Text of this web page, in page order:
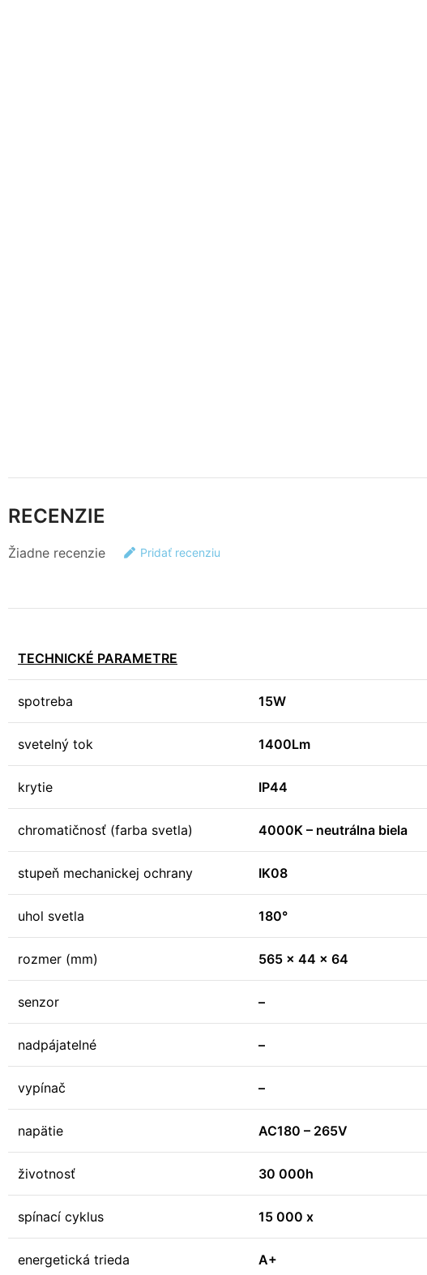
RECENZIE
Žiadne recenzie Pridať recenziu
TECHNICKÉ PARAMETRE
spotreba 15W
svetelný tok 1400Lm
krytie IP44
chromatičnosť (farba svetla) 4000K – neutrálna biela
stupeň mechanickej ochrany IK08
uhol svetla 180°
rozmer (mm) 565 x 44 x 64
senzor –
nadpájatelné –
vypínač –
napätie AC180 – 265V
životnosť 30 000h
spínací cyklus 15 000 x
energetická trieda A+